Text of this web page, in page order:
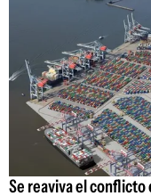
Se reaviva el conflicto